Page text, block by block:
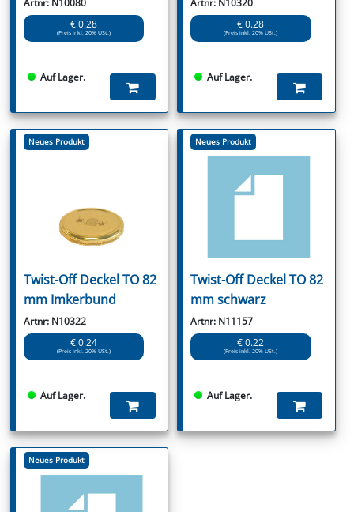
€ 0.28
(Preis inkl. 20% USt.)
Auf Lager.
€ 0.28
(Preis inkl. 20% USt.)
Auf Lager.
Neues Produkt
Twist-Off Deckel TO 82
mm Imkerbund
Artnr: N10322
€ 0.24
(Preis inkl. 20% USt.)
Auf Lager.
Neues Produkt
Twist-Off Deckel TO 82
mm schwarz
Artnr: N11157
€ 0.22
(Preis inkl. 20% USt.)
Auf Lager.
Neues Produkt